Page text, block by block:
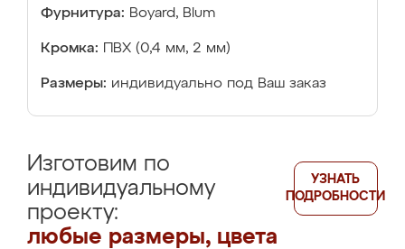
Фурнитура: Boyard, Blum
Кромка: ПВХ (0,4 мм, 2 мм)
Размеры: индивидуально под Ваш заказ
Изготовим по
индивидуальному
проекту:
любые размеры, цвета
УЗНАТЬ
ПОДРОБНОСТИ